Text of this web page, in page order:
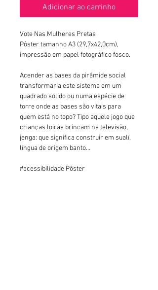
Adicionar ao carrinho
Vote Nas Mulheres Pretas
Pôster tamanho A3 (29,7x42,0cm),
impressão em papel fotográfico fosco.
Acender as bases da pirâmide social
transformaria este sistema em um
quadrado sólido ou numa espécie de
torre onde as bases são vitais para
quem está no topo? Tipo aquele jogo que
crianças loiras brincam na televisão,
jenga: que significa construir em sualí,
língua de origem banto…
#acessibilidade Pôster